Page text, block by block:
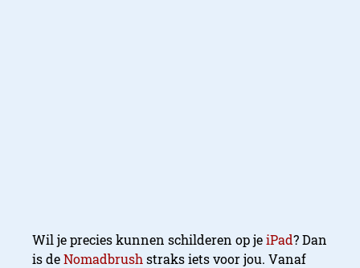
Wil je precies kunnen schilderen op jeiPad? Dan
is deNomadbrush straks iets voor jou. Vanaf